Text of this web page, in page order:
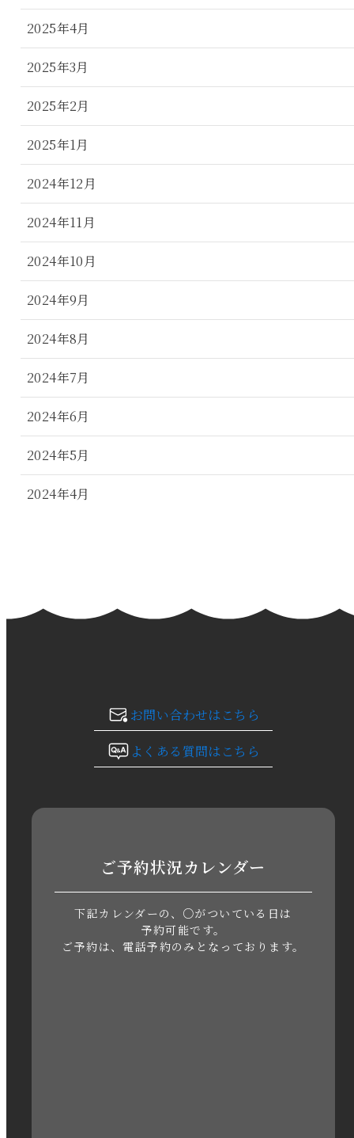
2025年4月
2025年3月
2025年2月
2025年1月
2024年12月
2024年11月
2024年10月
2024年9月
2024年8月
2024年7月
2024年6月
2024年5月
2024年4月
2024年1月
2023年10月
2023年8月
2023年5月
お問い合わせはこちら
よくある質問はこちら
ご予約状況カレンダー
下記カレンダーの、○がついている日は
予約可能です。
ご予約は、電話予約のみとなっております。